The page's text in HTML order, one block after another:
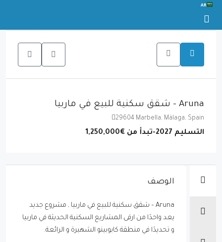
AR
Aruna – شقق سكنية للبيع في ماربيا
29604 Marbella, Málaga, Spain
التسليم 2027-تبدأ من €1,250,000
الوصف
Aruna – شقق سكنية للبيع في ماربيا , مشروع جديد
يعد واحدًا من ارقى المشاريع السكنية الحديثة في ماربيا
و تحديدًا في منطقة كابوبينو الشهيرة و الرائعة.